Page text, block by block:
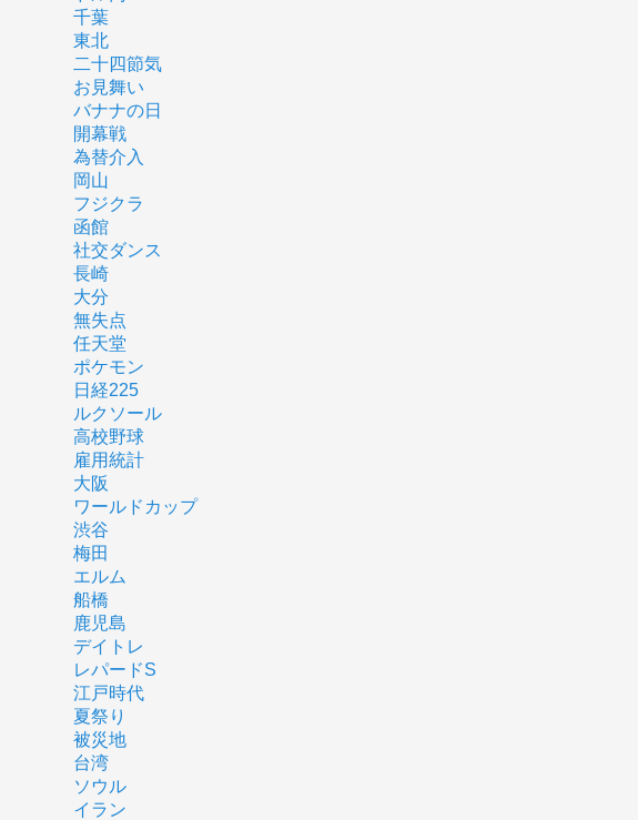
千葉
東北
二十四節気
お見舞い
バナナの日
開幕戦
為替介入
岡山
フジクラ
函館
社交ダンス
長崎
大分
無失点
任天堂
ポケモン
日経225
ルクソール
高校野球
雇用統計
大阪
ワールドカップ
渋谷
梅田
エルム
船橋
鹿児島
デイトレ
レパードS
江戸時代
夏祭り
被災地
台湾
ソウル
イラン